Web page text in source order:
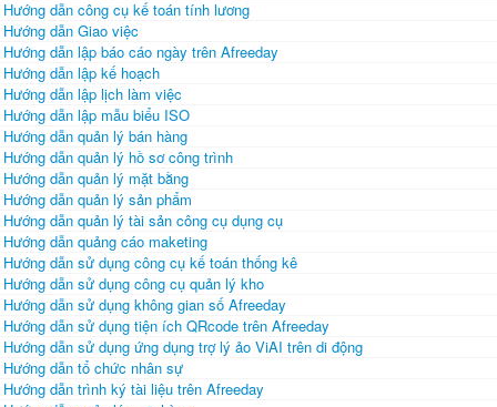
Hướng dẫn công cụ kế toán tính lương
Hướng dẫn Giao việc
Hướng dẫn lập báo cáo ngày trên Afreeday
Hướng dẫn lập kế hoạch
Hướng dẫn lập lịch làm việc
Hướng dẫn lập mẫu biểu ISO
Hướng dẫn quản lý bán hàng
Hướng dẫn quản lý hồ sơ công trình
Hướng dẫn quản lý mặt bằng
Hướng dẫn quản lý sản phẩm
Hướng dẫn quản lý tài sản công cụ dụng cụ
Hướng dẫn quảng cáo maketing
Hướng dẫn sử dụng công cụ kế toán thống kê
Hướng dẫn sử dụng công cụ quản lý kho
Hướng dẫn sử dụng không gian số Afreeday
Hướng dẫn sử dụng tiện ích QRcode trên Afreeday
Hướng dẫn sử dụng ứng dụng trợ lý ảo ViAI trên di động
Hướng dẫn tổ chức nhân sự
Hướng dẫn trình ký tài liệu trên Afreeday